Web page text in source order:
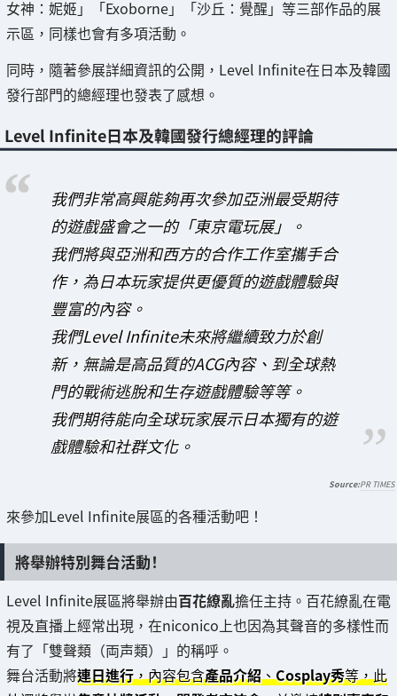
女神：妮姬」「Exoborne」「沙丘：覺醒」等三部作品的展
示區，同樣也會有多項活動。
同時，隨著參展詳細資訊的公開，Level Infinite在日本及韓國
發行部門的總經理也發表了感想。
Level Infinite日本及韓國發行總經理的評論
我們非常高興能夠再次參加亞洲最受期待
的遊戲盛會之一的「東京電玩展」。
我們將與亞洲和西方的合作工作室攜手合
作，為日本玩家提供更優質的遊戲體驗與
豐富的內容。
我們Level Infinite未來將繼續致力於創
新，無論是高品質的ACG內容、到全球熱
門的戰術逃脫和生存遊戲體驗等等。
我們期待能向全球玩家展示日本獨有的遊
戲體驗和社群文化。
PR TIMES
來參加Level Infinite展區的各種活動吧！
將舉辦特別舞台活動！
Level Infinite展區將舉辦由百花繚亂擔任主持。百花繚亂在電
視及直播上經常出現，在niconico上也因為其聲音的多樣性而
有了「雙聲類（両声類）」的稱呼。
舞台活動將連日進行，內容包含產品介紹、Cosplay秀等，此